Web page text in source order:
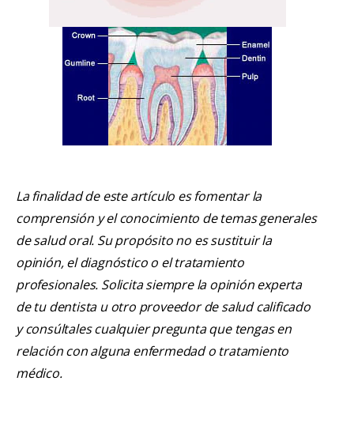
La finalidad de este artículo es fomentar la
comprensión y el conocimiento de temas generales
de salud oral. Su propósito no es sustituir la
opinión, el diagnóstico o el tratamiento
profesionales. Solicita siempre la opinión experta
de tu dentista u otro proveedor de salud calificado
y consúltales cualquier pregunta que tengas en
relación con alguna enfermedad o tratamiento
médico.